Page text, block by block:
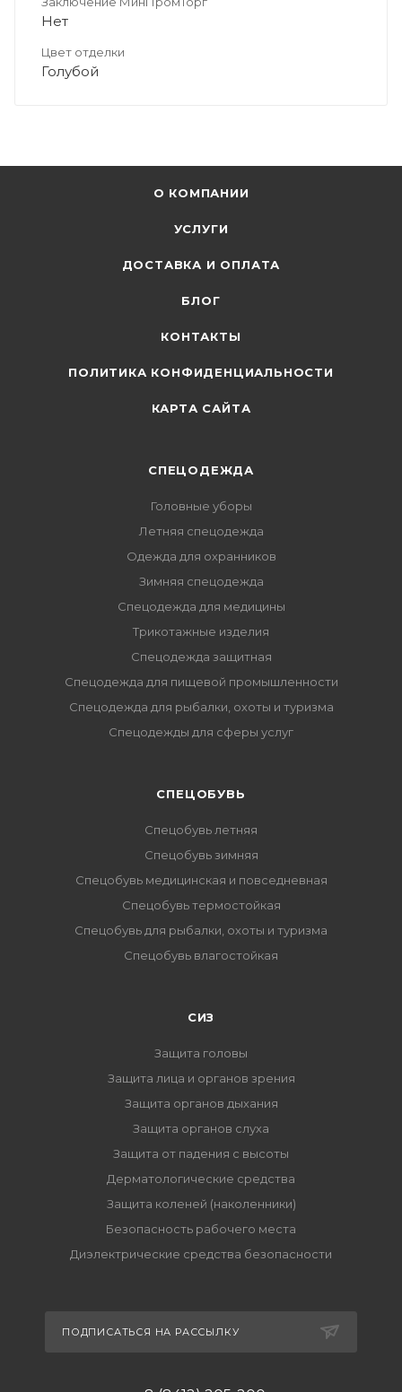
Нет
Цвет отделки
Голубой
О КОМПАНИИ
УСЛУГИ
ДОСТАВКА И ОПЛАТА
БЛОГ
КОНТАКТЫ
ПОЛИТИКА КОНФИДЕНЦИАЛЬНОСТИ
КАРТА САЙТА
СПЕЦОДЕЖДА
Головные уборы
Летняя спецодежда
Одежда для охранников
Зимняя спецодежда
Спецодежда для медицины
Трикотажные изделия
Спецодежда защитная
Спецодежда для пищевой промышленности
Спецодежда для рыбалки, охоты и туризма
Спецодежды для сферы услуг
CПЕЦОБУВЬ
Спецобувь летняя
Спецобувь зимняя
Спецобувь медицинская и повседневная
Спецобувь термостойкая
Спецобувь для рыбалки, охоты и туризма
Спецобувь влагостойкая
СИЗ
Защита головы
Защита лица и органов зрения
Защита органов дыхания
Защита органов слуха
Защита от падения с высоты
Дерматологические средства
Защита коленей (наколенники)
Безопасность рабочего места
Диэлектрические средства безопасности
ПОДПИСАТЬСЯ НА РАССЫЛКУ